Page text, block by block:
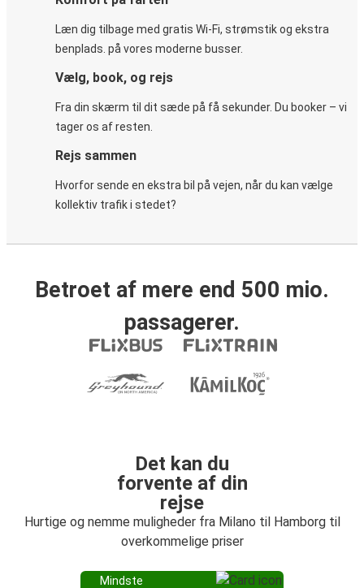
Læn dig tilbage med gratis Wi-Fi, strømstik og ekstra
benplads. på vores moderne busser.
Vælg, book, og rejs
Fra din skærm til dit sæde på få sekunder. Du booker – vi
tager os af resten.
Rejs sammen
Hvorfor sende en ekstra bil på vejen, når du kan vælge
kollektiv trafik i stedet?
Betroet af mere end 500 mio.
passagerer.
Det kan du
forvente af din
rejse
Hurtige og nemme muligheder fra Milano til Hamborg til
overkommelige priser
Mindste